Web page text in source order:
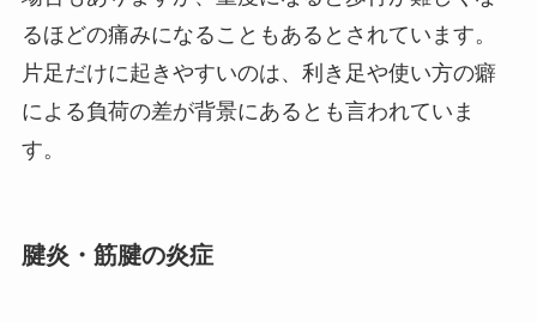
るほどの痛みになることもあるとされています。
片足だけに起きやすいのは、利き足や使い方の癖
による負荷の差が背景にあるとも言われていま
す。
腱炎・筋腱の炎症